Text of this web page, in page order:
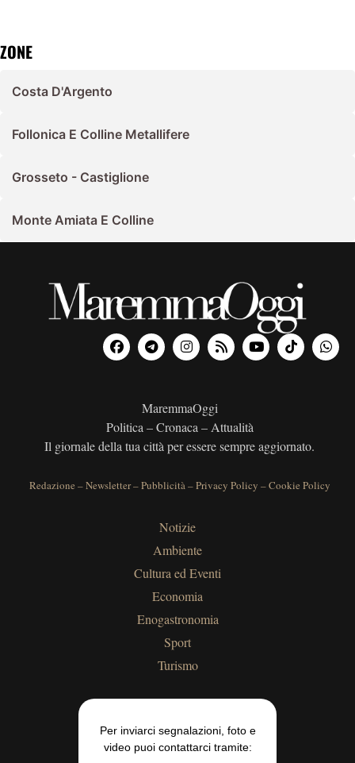
ZONE
Costa D'Argento
Follonica E Colline Metallifere
Grosseto - Castiglione
Monte Amiata E Colline
MaremmaOggi
Politica – Cronaca – Attualità
Il giornale della tua città per essere sempre aggiornato.
Redazione –Newsletter–Pubblicità –Privacy Policy –Cookie Policy
Notizie
Ambiente
Cultura ed Eventi
Economia
Enogastronomia
Sport
Turismo
Per inviarci segnalazioni, foto e
video puoi contattarci tramite: